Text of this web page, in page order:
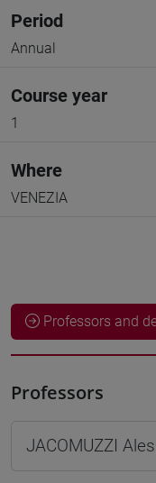
Period
Annual
Course year
1
Where
VENEZIA
Professors and
Professors
JACOMUZZI